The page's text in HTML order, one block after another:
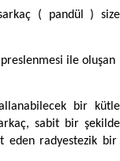
( pandül ) size
preslenmesi ile oluşan
bir kütle
sabit bir şekilde
eden radyestezik bir